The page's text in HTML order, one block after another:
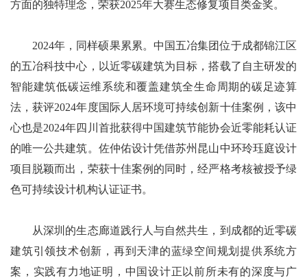
方面的独特理念，荣获2025年大赛生态修复项目类金奖。
2024年，同样硕果累累。中国五冶集团位于成都锦江区
的五冶科技中心，以近零碳建筑为目标，搭载了自主研发的
智能建筑低碳运维系统和覆盖建筑全生命周期的碳足迹算
法，获评2024年度国际人居环境可持续创新十佳案例，该中
心也是2024年四川首批获得中国建筑节能协会近零能耗认证
的唯一公共建筑。佐仲佑设计凭借苏州昆山中环玲珏庭设计
项目脱颖而出，荣获十佳案例的同时，经严格考核被授予绿
色可持续设计机构认证证书。
从深圳的生态廊道践行人与自然共生，到成都的近零碳
建筑引领技术创新，再到天津的蓝绿空间规划提供系统方
案，实践有力地证明，中国设计正以前所未有的深度与广